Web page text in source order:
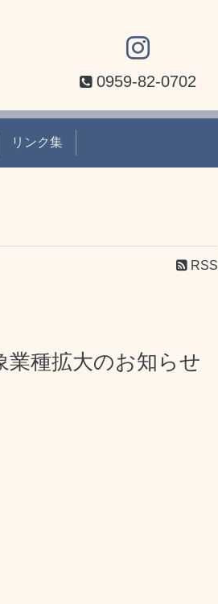
0959-82-0702
リンク集
RSS
業種拡大のお知らせ